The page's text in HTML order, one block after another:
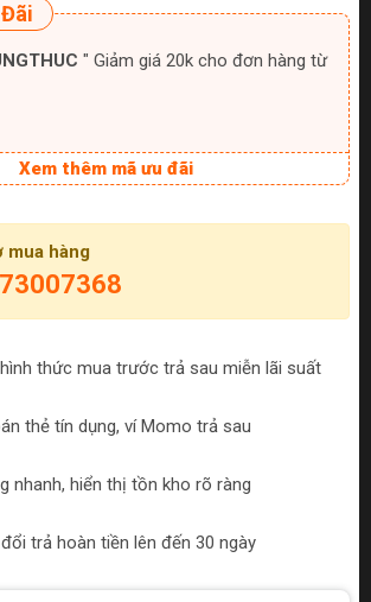
" Giảm giá 20k cho đơn hàng từ
Xem thêm mã ưu đãi
mua hàng
thức mua trước trả sau miễn lãi suất
thẻ tín dụng, ví Momo trả sau
nhanh, hiển thị tồn kho rõ ràng
trả hoàn tiền lên đến 30 ngày